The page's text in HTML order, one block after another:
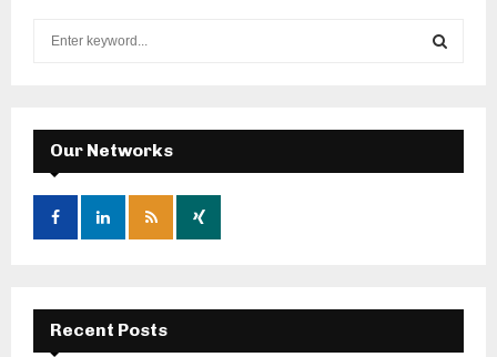
f
o
:
E
A
H
Our Networks
Recent Posts